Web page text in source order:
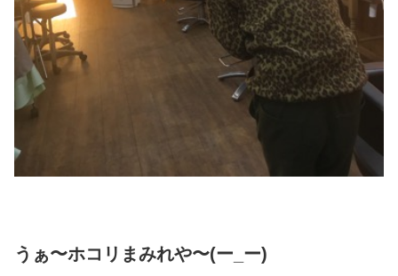
うぁ〜ホコリまみれや〜(ー_ー)